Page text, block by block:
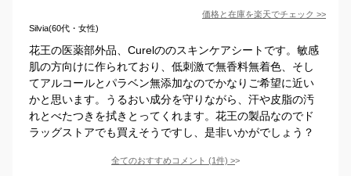
価格と在庫を楽天でチェック >>
Silvia(60代・女性)
花王の医薬部外品、Curelののスキンケアシートです。敏感
肌の方向けに作られており、低刺激で無香料無着色、そし
てアルコールとパラベン無添加なのでかなりご希望に近い
かと思います。うるおい成分を守りながら、汗や皮脂の汚
れとべたつきを拭きとってくれます。花王の製品なのでド
ラッグストアでも買えそうですし、是非いかがでしょう？
全てのおすすめコメント (1件) >